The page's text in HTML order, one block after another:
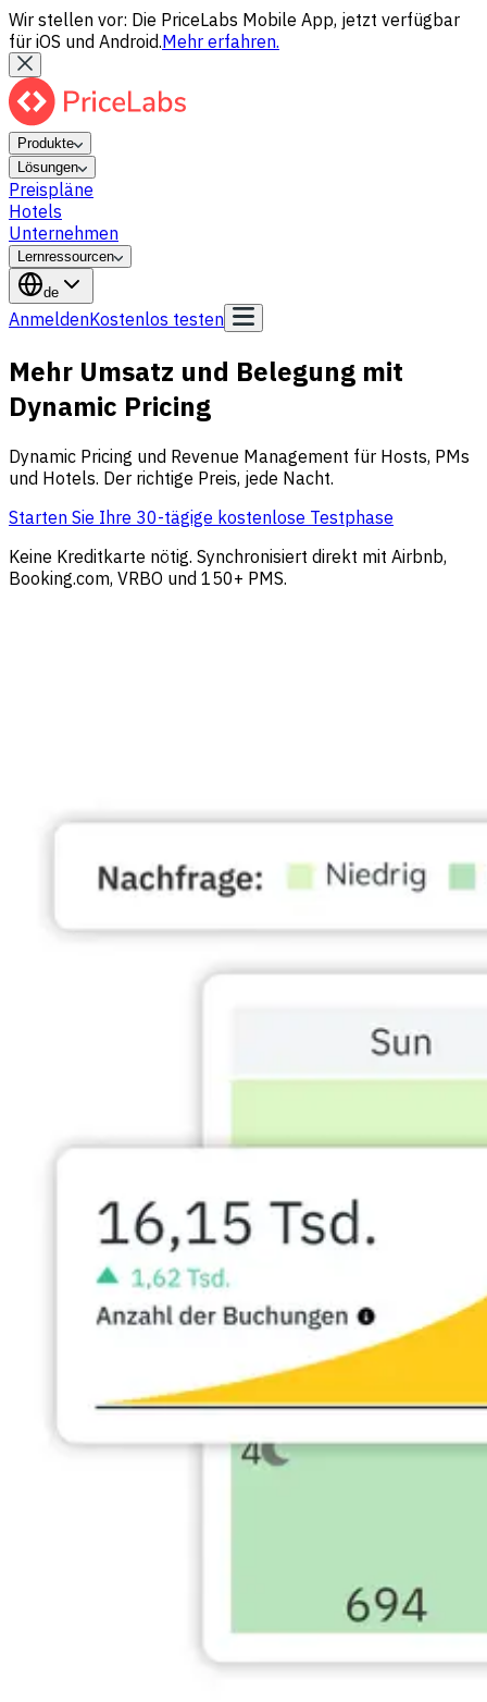
Wir stellen vor: Die PriceLabs Mobile App, jetzt verfügbar
für iOS und Android.Mehr erfahren.
Produkte
Lösungen
Preispläne
Hotels
Unternehmen
Lernressourcen
de
AnmeldenKostenlos testen
Mehr Umsatz und Belegung mit
Dynamic Pricing
Dynamic Pricing und Revenue Management für Hosts, PMs
und Hotels. Der richtige Preis, jede Nacht.
Starten Sie Ihre 30-tägige kostenlose Testphase
Keine Kreditkarte nötig. Synchronisiert direkt mit Airbnb,
Booking.com, VRBO und 150+ PMS.